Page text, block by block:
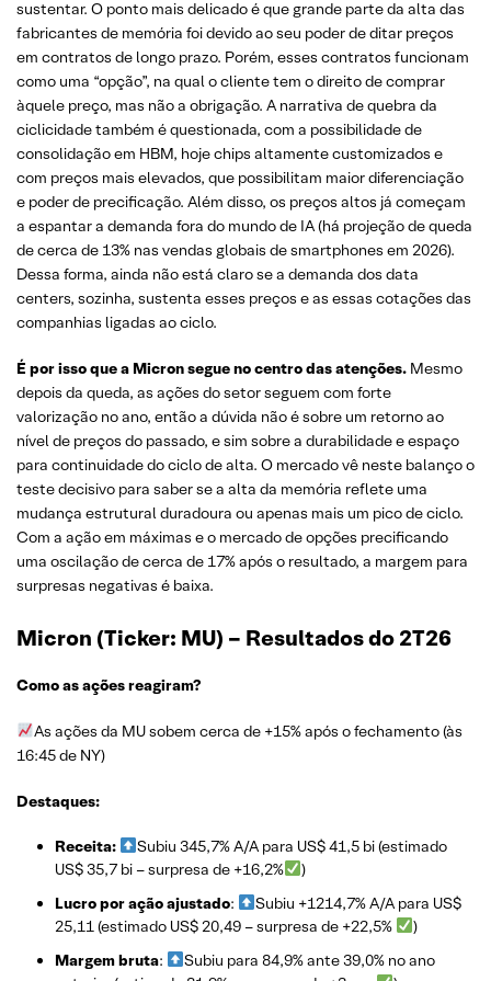
sustentar. O ponto mais delicado é que grande parte da alta das
fabricantes de memória foi devido ao seu poder de ditar preços
em contratos de longo prazo. Porém, esses contratos funcionam
como uma “opção”, na qual o cliente tem o direito de comprar
àquele preço, mas não a obrigação. A narrativa de quebra da
ciclicidade também é questionada, com a possibilidade de
consolidação em HBM, hoje chips altamente customizados e
com preços mais elevados, que possibilitam maior diferenciação
e poder de precificação. Além disso, os preços altos já começam
a espantar a demanda fora do mundo de IA (há projeção de queda
de cerca de 13% nas vendas globais de smartphones em 2026).
Dessa forma, ainda não está claro se a demanda dos data
centers, sozinha, sustenta esses preços e as essas cotações das
companhias ligadas ao ciclo.
É por isso que a Micron segue no centro das atenções. Mesmo
depois da queda, as ações do setor seguem com forte
valorização no ano, então a dúvida não é sobre um retorno ao
nível de preços do passado, e sim sobre a durabilidade e espaço
para continuidade do ciclo de alta. O mercado vê neste balanço o
teste decisivo para saber se a alta da memória reflete uma
mudança estrutural duradoura ou apenas mais um pico de ciclo.
Com a ação em máximas e o mercado de opções precificando
uma oscilação de cerca de 17% após o resultado, a margem para
surpresas negativas é baixa.
Micron (Ticker: MU) – Resultados do 2T26
Como as ações reagiram?
As ações da MU sobem cerca de +15% após o fechamento (às
16:45 de NY)
Destaques:
Receita:
Subiu 345,7% A/A para US$ 41,5 bi (estimado
US$ 35,7 bi – surpresa de +16,2%
)
Lucro por ação ajustado:
Subiu +1214,7% A/A para US$
25,11 (estimado US$ 20,49 – surpresa de +22,5%
)
Margem bruta:
Subiu para 84,9% ante 39,0% no ano